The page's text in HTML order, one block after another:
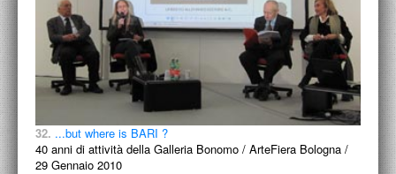
32. ...but where is BARI ?
40 anni di attività della Galleria Bonomo / ArteFiera Bologna /
29 Gennaio 2010